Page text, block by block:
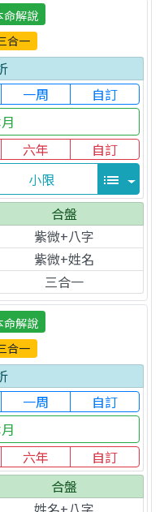
命解說
合一
一周
自訂
六年
自訂
小限
list
合盤
紫微+八字
紫微+姓名
三合一
命解說
合一
一周
自訂
六年
自訂
合盤